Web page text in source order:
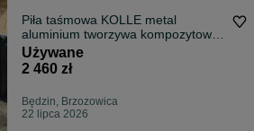
Piła taśmowa KOLLE metal
aluminium tworzywa kompozytowe
pcv
Używane
2 460 zł
Będzin, Brzozowica
22 lipca 2026